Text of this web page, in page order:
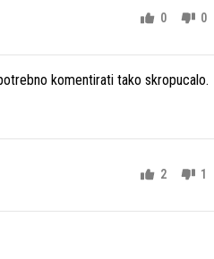
0 0
komentirati tako skropucalo.
2 1